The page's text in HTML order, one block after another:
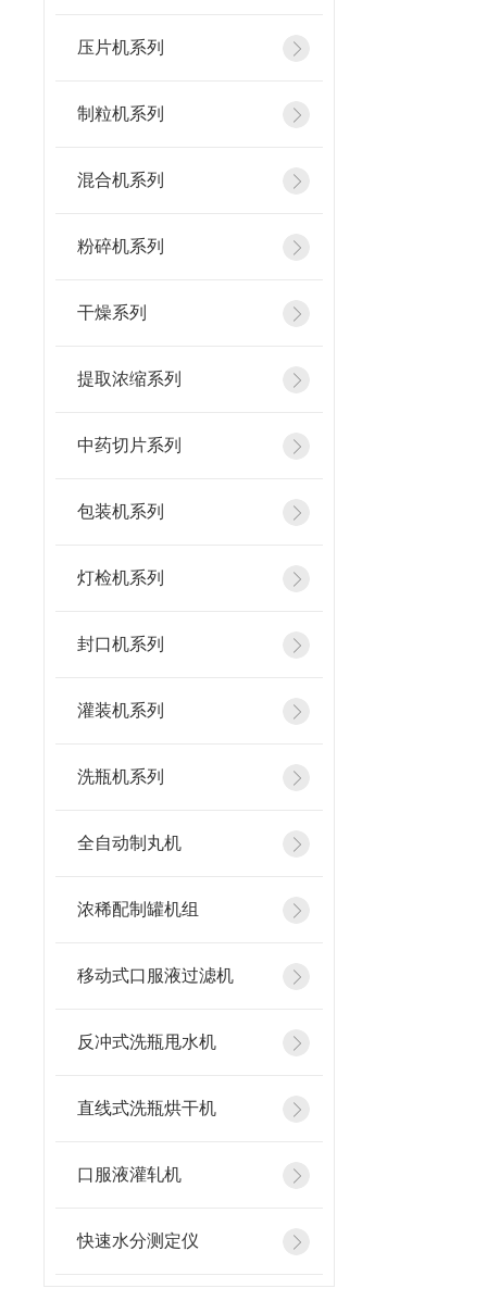
压片机系列
制粒机系列
混合机系列
粉碎机系列
干燥系列
提取浓缩系列
中药切片系列
包装机系列
灯检机系列
封口机系列
灌装机系列
洗瓶机系列
全自动制丸机
浓稀配制罐机组
移动式口服液过滤机
反冲式洗瓶甩水机
直线式洗瓶烘干机
口服液灌轧机
快速水分测定仪